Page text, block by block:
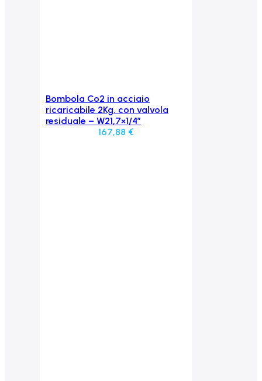
Aggiungi al carrello
Bombola Co2 in acciaio
ricaricabile 2Kg. con valvola
residuale – W21,7×1/4″
167,88 €